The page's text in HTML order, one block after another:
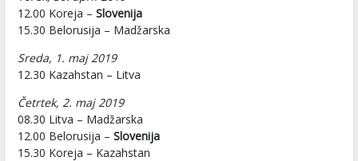
12.00 Koreja – Slovenija
15.30 Belorusija – Madžarska
Sreda, 1. maj 2019
12.30 Kazahstan – Litva
Četrtek, 2. maj 2019
08.30 Litva – Madžarska
12.00 Belorusija – Slovenija
15.30 Koreja – Kazahstan